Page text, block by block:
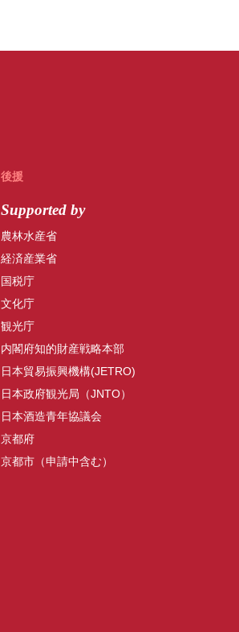
後援
Supported by
農林水産省
経済産業省
国税庁
文化庁
観光庁
内閣府知的財産戦略本部
日本貿易振興機構(JETRO)
日本政府観光局（JNTO）
日本酒造青年協議会
京都府
京都市（申請中含む）